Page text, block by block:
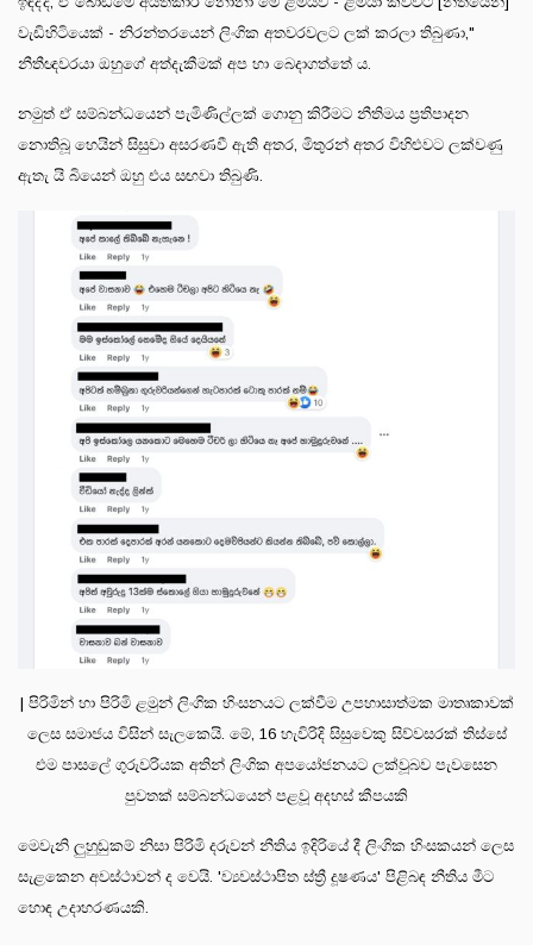
වැඩිහිටියෙක් - නිරන්තරයෙන් ලිංගික අතවරවලට ලක් කරලා තිබුණා,"
නීතීඥවරයා ඔහුගේ අත්දැකීමක් අප හා බෙදාගත්තේ ය.
නමුත් ඒ සම්බන්ධයෙන් පැමිණිල්ලක් ගොනු කිරීමට නීතිමය ප්‍රතිපාදන
නොතිබූ හෙයින් සිසුවා අසරණවී ඇති අතර, මිතුරන් අතර විහිළුවට ලක්වණු
ඇතැ යි බියෙන් ඔහු එය සඟවා තිබුණි.
| පිරිමින් හා පිරිමි ළමුන් ලිංගික හිංසනයට ලක්වීම උපහාසාත්මක මාතෘකාවක්
ලෙස සමාජය විසින් සැලකෙයි. මේ, 16 හැවිරිදි සිසුවෙකු සිව්වසරක් තිස්සේ
එම පාසලේ ගුරුවරියක අතින් ලිංගික අපයෝජනයට ලක්වූබව පැවසෙන
පුවතක් සම්බන්ධයෙන් පළවූ අදහස් කීපයකි
මෙවැනි ලුහුඬුකම් නිසා පිරිමි දරුවන් නීතිය ඉදිරියේ දී ලිංගික හිංසකයන් ලෙස
සැළකෙන අවස්ථාවන් ද වෙයි. 'ව්‍යවස්ථාපිත ස්ත්‍රී දූෂණය' පිළිබඳ නීතිය මීට
හොඳ උදාහරණයකි.